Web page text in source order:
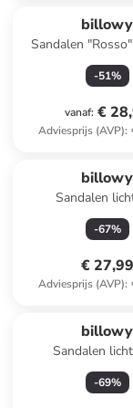
billowy
Sandalen
-51%
vanaf: €
Adviesprijs (AVP):
billowy
Sandalen
-67%
€ 27,99
Adviesprijs (AVP):
billowy
Sandalen
-69%